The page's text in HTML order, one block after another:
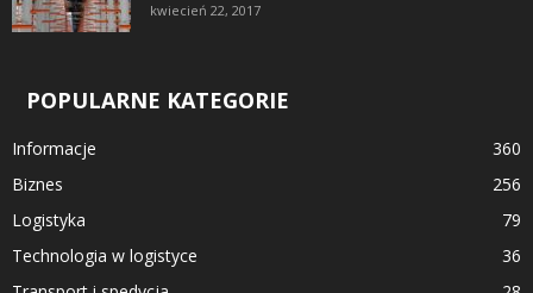
kwiecień 22, 2017
POPULARNE KATEGORIE
Informacje
360
Biznes
256
Logistyka
79
Technologia w logistyce
36